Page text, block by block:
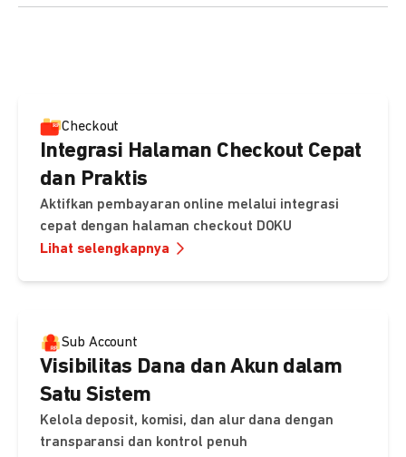
Checkout
Integrasi Halaman Checkout Cepat
dan Praktis
Aktifkan pembayaran online melalui integrasi
cepat dengan halaman checkout DOKU
Lihat selengkapnya
Sub Account
Visibilitas Dana dan Akun dalam
Satu Sistem
Kelola deposit, komisi, dan alur dana dengan
transparansi dan kontrol penuh